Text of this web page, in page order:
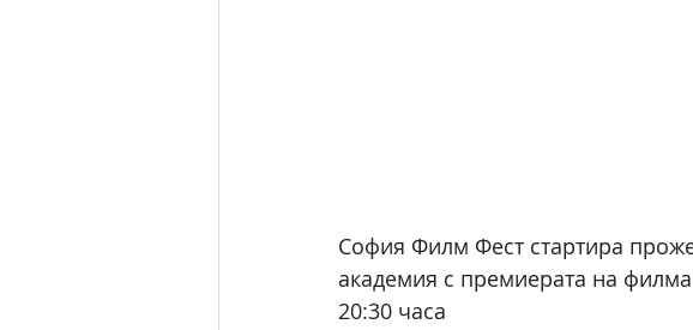
София Филм Фест стартира
академия с премиерата на
20:30 часа